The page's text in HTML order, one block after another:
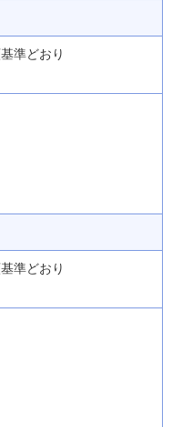
準どおり
準どおり